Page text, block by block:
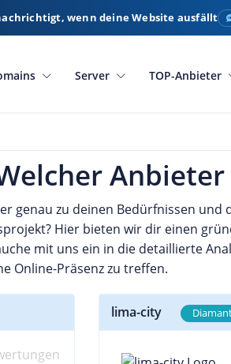
wenn deine Website ausfällt
Server TOP-Anbieter
Anbieter
genau zu deinen Bedürfnissen und
Hier bieten wir dir einen
mit uns ein in die detaillierte
Online-Präsenz zu treffen.
lima-city